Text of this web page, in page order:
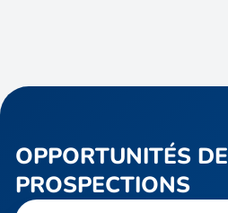
OPPORTUNITÉS DE
PROSPECTIONS